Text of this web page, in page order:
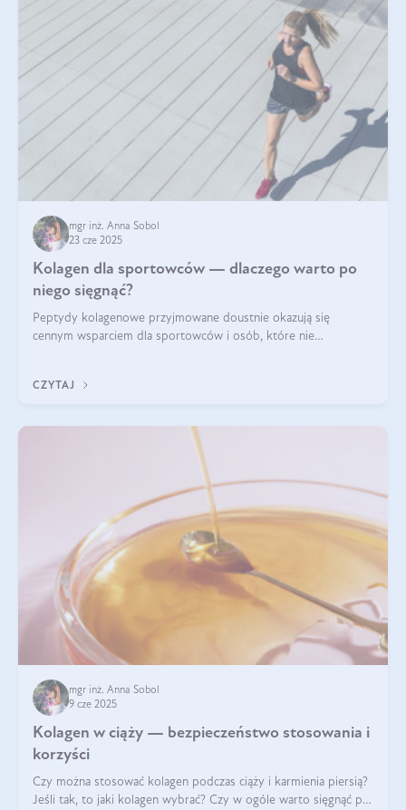
mgr inż. Anna Sobol
23 cze 2025
Kolagen dla sportowców — dlaczego warto po
niego sięgnąć?
Peptydy kolagenowe przyjmowane doustnie okazują się
cennym wsparciem dla sportowców i osób, które nie
CZYTAJ
mgr inż. Anna Sobol
9 cze 2025
Kolagen w ciąży — bezpieczeństwo stosowania i
korzyści
Czy można stosować kolagen podczas ciąży i karmienia piersią?
Jeśli tak, to jaki kolagen wybrać? Czy w ogóle warto sięgnąć po